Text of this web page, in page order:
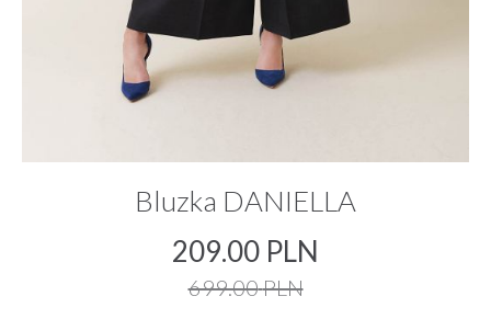
Bluzka DANIELLA
209.00 PLN
699.00PLN